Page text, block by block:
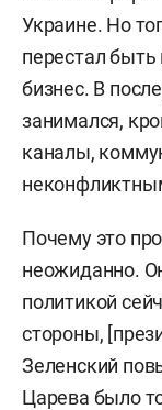
Украине. Но
перестал
бизнес. В
занимался,
каналы,
Почему это
неожиданно.
политикой
стороны,
Зеленский
Царева было